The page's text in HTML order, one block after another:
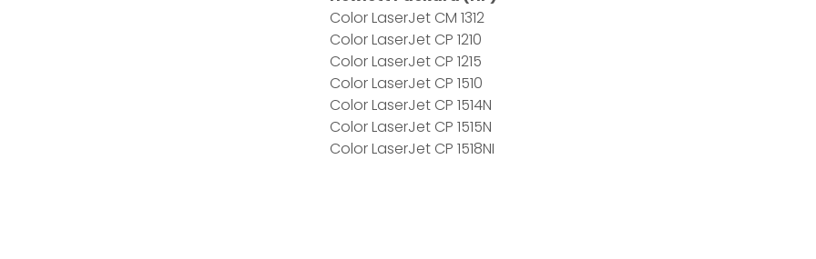
Color LaserJet CM 1312
Color LaserJet CP 1210
Color LaserJet CP 1215
Color LaserJet CP 1510
Color LaserJet CP 1514N
Color LaserJet CP 1515N
Color LaserJet CP 1518NI